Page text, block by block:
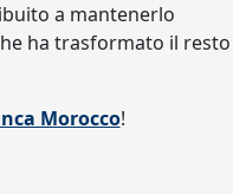
a mantenerlo
ha trasformato il resto
Morocco!